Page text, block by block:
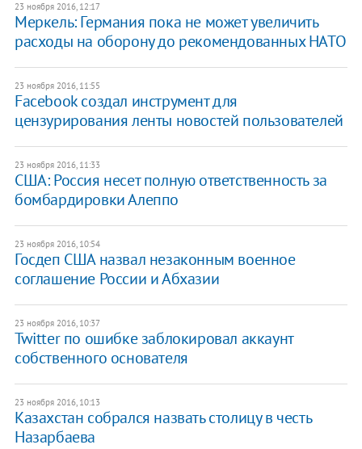
23 ноября 2016, 12:17
Меркель: Германия пока не может увеличить
расходы на оборону до рекомендованных НАТО
23 ноября 2016, 11:55
Facebook создал инструмент для
цензурирования ленты новостей пользователей
23 ноября 2016, 11:33
США: Россия несет полную ответственность за
бомбардировки Алеппо
23 ноября 2016, 10:54
Госдеп США назвал незаконным военное
соглашение России и Абхазии
23 ноября 2016, 10:37
Twitter по ошибке заблокировал аккаунт
собственного основателя
23 ноября 2016, 10:13
Казахстан собрался назвать столицу в честь
Назарбаева